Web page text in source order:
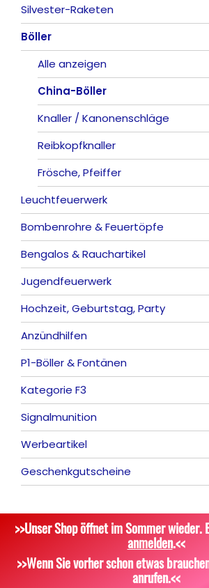
Alle anzeigen
Silvester-Raketen
Alle anzeigen
Böller
Alle anzeigen
China-Böller
Knaller / Kanonenschläge
Reibkopfknaller
Frösche, Pfeiffer
Leuchtfeuerwerk
Alle anzeigen
Vulkane
Fontänen
Sonnen
Feuervögel
Römische Lichter
Bombenrohre & Feuertöpfe
Alle anzeigen
Mit Rumms
Bezaubernde Effekte
Bengalos & Rauchartikel
Alle anzeigen
Bengalos
Rauchartikel
Jugendfeuerwerk
Alle anzeigen
Hochzeit, Geburtstag, Party
Alle anzeigen
Feuerschriften
Indoor-Fontänen
Herz- und Konfetti-Shooter
Wunderkerzen, Fackeln
Tischfeuerwerk
Dekoration, Knicklichter
Anzündhilfen
Alle anzeigen
P1-Böller & Fontänen
Alle anzeigen
Kategorie F3
Alle anzeigen
Signalmunition
Alle anzeigen
Platzpatronen
Zubehör
Werbeartikel
Alle anzeigen
Attrappen
Geschenkgutscheine
>>Unser Shop öffnet im Sommer
anmelden.<<
>>Wenn Sie vorher schon etwas
anrufen.<<